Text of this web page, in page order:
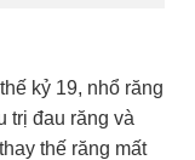
kỷ 19, nhổ răng
trị đau răng và
thế răng mất